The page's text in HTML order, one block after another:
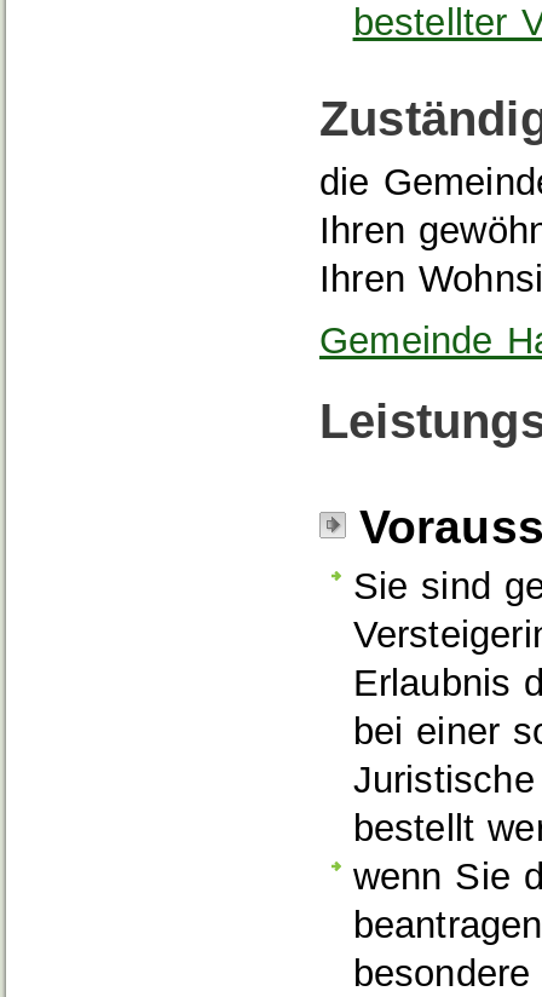
bestellter
die
Ihren
Ihren
Gemeinde
Sie sind
Erlaubnis
bei einer
bestellt
wenn Sie